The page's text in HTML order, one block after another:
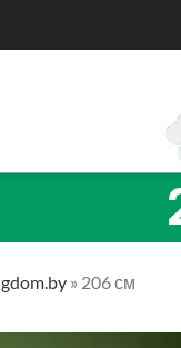
» 206 см